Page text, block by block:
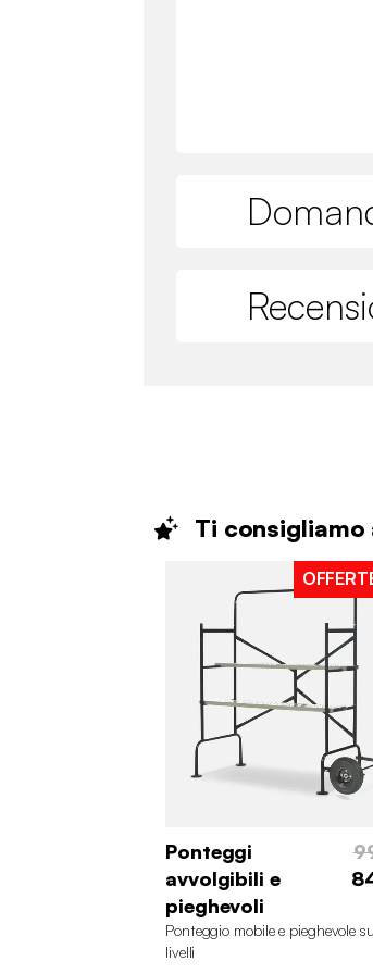
Ti consigliamo
Ponteggi
avvolgibili e
pieghevoli
Ponteggio mobile e pieghevole
livelli